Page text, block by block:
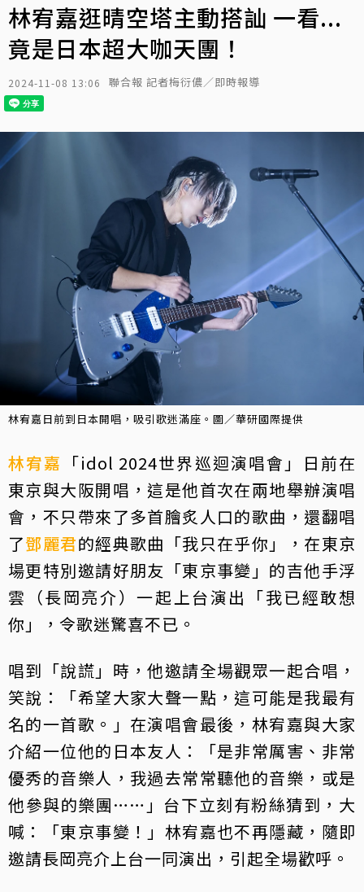
林宥嘉逛晴空塔主動搭訕 一看...
竟是日本超大咖天團！
2024-11-08 13:06 聯合報 記者梅衍儂／即時報導
林宥嘉日前到日本開唱，吸引歌迷滿座。圖／華研國際提供
林宥嘉 「idol 2024世界巡迴演唱會」日前在
東京與大阪開唱，這是他首次在兩地舉辦演唱
會，不只帶來了多首膾炙人口的歌曲，還翻唱
了鄧麗君的經典歌曲「我只在乎你」，在東京
場更特別邀請好朋友「東京事變」的吉他手浮
雲（長岡亮介）一起上台演出「我已經敢想
你」，令歌迷驚喜不已。
唱到「說謊」時，他邀請全場觀眾一起合唱，
笑說：「希望大家大聲一點，這可能是我最有
名的一首歌。」在演唱會最後，林宥嘉與大家
介紹一位他的日本友人：「是非常厲害、非常
優秀的音樂人，我過去常常聽他的音樂，或是
他參與的樂團……」台下立刻有粉絲猜到，大
喊：「東京事變！」林宥嘉也不再隱藏，隨即
邀請長岡亮介上台一同演出，引起全場歡呼。